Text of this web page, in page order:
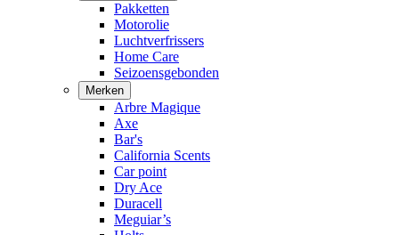
Pakketten
Motorolie
Luchtverfrissers
Home Care
Seizoensgebonden
Merken
Arbre Magique
Axe
Bar's
California Scents
Car point
Dry Ace
Duracell
Meguiar’s